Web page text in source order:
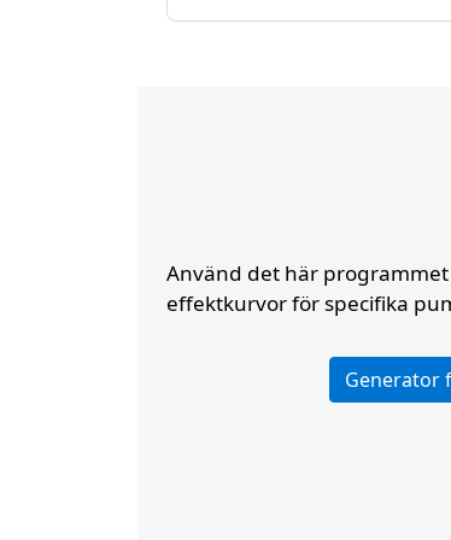
Custom
Använd det här
effektkurvor för specifika
Generator